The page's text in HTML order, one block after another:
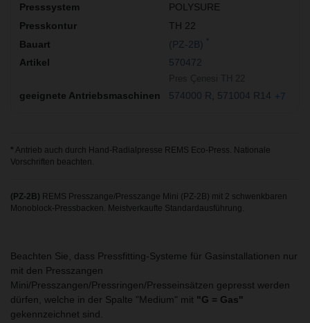
POLYSURE
TH 22
(PZ-2B)
570472
574000 R 571004 R14 +7
* Antrieb auch durch Hand-Radialpresse REMS Eco-Press. Nationale
Vorschriften beachten.
(PZ-2B) REMS Presszange/Presszange Mini (PZ-2B) mit 2 schwenkbaren
Monoblock-Pressbacken. Meistverkaufte Standardausführung.
Beachten Sie, dass Pressfitting-Systeme für Gasinstallationen nur
mit den Presszangen
Mini/Presszangen/Pressringen/Presseinsätzen gepresst werden
dürfen, welche in der Spalte "Medium" mit "G = Gas"
gekennzeichnet sind.